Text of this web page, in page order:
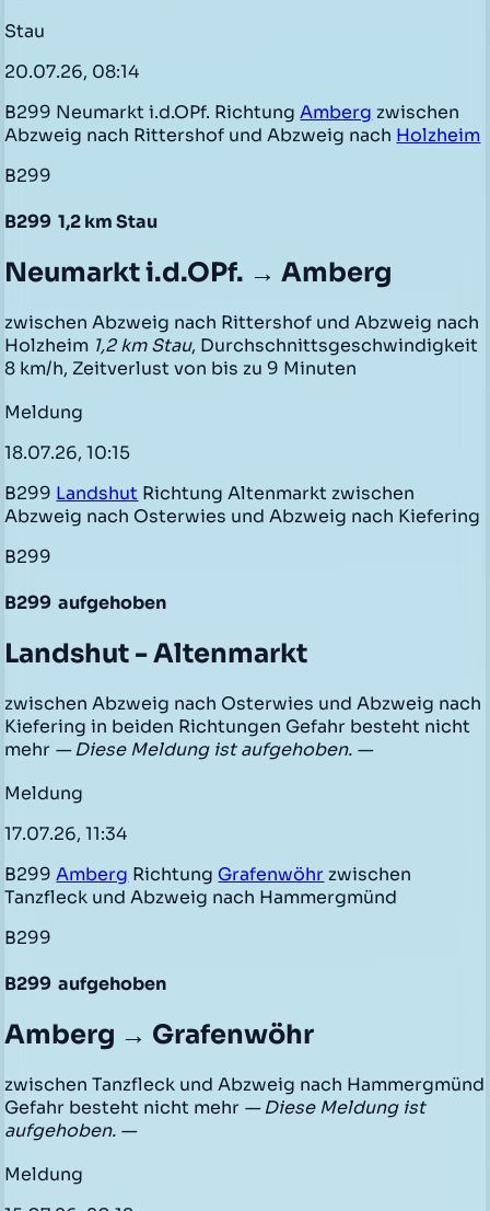
Stau
20.07.26, 08:14
B299 Neumarkt i.d.OPf. RichtungAmberg zwischen
Abzweig nach Rittershof und Abzweig nach Holzheim
B299
B299 1,2 km Stau
Neumarkt i.d.OPf. → Amberg
zwischen Abzweig nach Rittershof und Abzweig nach
Holzheim 1,2 km Stau, Durchschnittsgeschwindigkeit
8 km/h, Zeitverlust von bis zu 9 Minuten
Meldung
18.07.26, 10:15
B299 Landshut Richtung Altenmarkt zwischen
Abzweig nach Osterwies und Abzweig nach Kiefering
B299
B299 aufgehoben
Landshut - Altenmarkt
zwischen Abzweig nach Osterwies und Abzweig nach
Kiefering in beiden Richtungen Gefahr besteht nicht
mehr — Diese Meldung ist aufgehoben. —
Meldung
17.07.26, 11:34
B299Amberg Richtung Grafenwöhr zwischen
Tanzfleck und Abzweig nach Hammergmünd
B299
B299 aufgehoben
Amberg → Grafenwöhr
zwischen Tanzfleck und Abzweig nach Hammergmünd
Gefahr besteht nicht mehr — Diese Meldung ist
aufgehoben. —
Meldung